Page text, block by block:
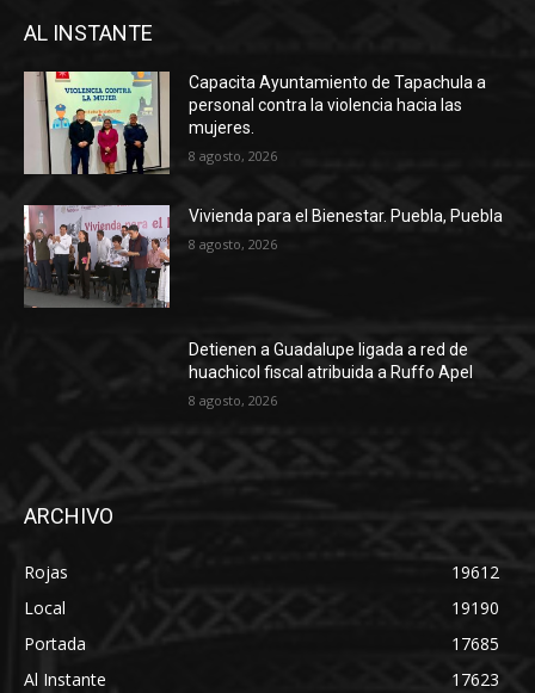
AL INSTANTE
Capacita Ayuntamiento de Tapachula a
personal contra la violencia hacia las
mujeres.
8 agosto, 2026
Vivienda para el Bienestar. Puebla, Puebla
8 agosto, 2026
Detienen a Guadalupe ligada a red de
huachicol fiscal atribuida a Ruffo Apel
8 agosto, 2026
ARCHIVO
Rojas
19612
Local
19190
Portada
17685
Al Instante
17623